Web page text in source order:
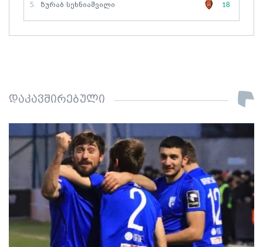
5. Ზურაბ Სეხნიაშვილი 18
დაკავშირებული